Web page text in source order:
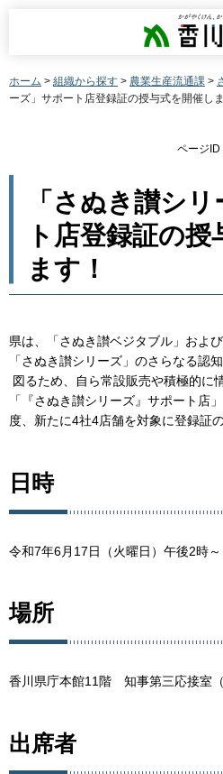
香川
ホーム > 組織から探す > 農業生産流通課 >
ーズ」サポート店登録証の授与式を開催しま
ページ
「さぬき讃シ
ト店登録証の
ます！
県は、「さぬき讃ベジタブル」およ
「さぬき讃シリーズ」のさらなる認
図るため、自ら常設販売や積極的に
「『さぬき讃シリーズ』サポート店
度、新たに4社4店舗を対象に登録証
日時
令和7年6月17日（火曜日）午後2時～
場所
香川県庁本館11階 知事第三応接室（
出席者